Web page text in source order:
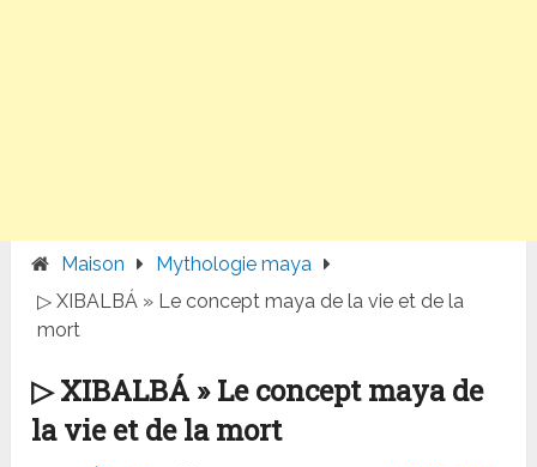
Maison
Mythologie maya
▷ XIBALBÁ » Le concept maya de la vie et de la
mort
▷ XIBALBÁ » Le concept maya de
la vie et de la mort